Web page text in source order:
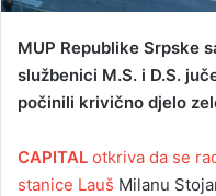
MUP Republike Srpske
službenici M.S. i D.S.
počinili krivično djelo
CAPITAL otkriva da se
stanice Lauš Milanu